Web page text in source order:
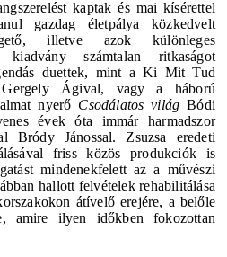
kaptak és mai kísérettel
gazdag életpálya közkedvelt
illetve azok különleges
kiadvány számtalan ritkaságot
duettek, mint a Ki Mit Tud
Gergely Ágival, vagy a háború
nyerő Csodálatos világ Bódi
évek óta immár harmadszor
Bródy Jánossal. Zsuzsa eredeti
friss közös produkciók is
mindenekfelett az a művészi
hallott felvételek rehabilitálása
átívelő erejére, a belőle
amire ilyen időkben fokozottan